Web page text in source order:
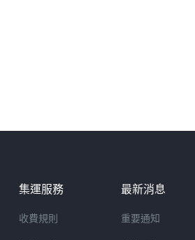
集運服務
收費規則
最新消息
重要通知